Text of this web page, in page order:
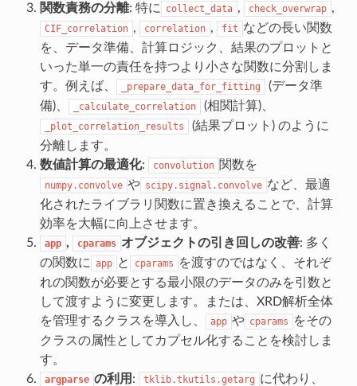
関数責務の分離: 特に collect_data , check_overwrap ,
CIF_correlation , correlation , fit などの長い関数
を、データ準備、計算ロジック、結果のプロットと
いった単一の責任を持つより小さな関数に分割しま
す。例えば、
_prepare_data_for_fitting
(データ準
備)、
_calculate_correlation (相関計算)、
_plot_correlation_results
(結果プロット) のように
分離します。
数値計算の最適化: convolution 関数を
numpy.convolve や scipy.signal.convolve など、最適
化されたライブラリ関数に置き換えることで、計算
効率を大幅に向上させます。
app , cparams オブジェクトの引き回しの改善: 多く
の関数に app と cparams
を渡すのではなく、それぞ
れの関数が必要とする最小限のデータのみを引数と
して渡すように変更します。または、XRD解析全体
を管理するクラスを導入し、
app や cparams
をその
クラスの属性としてカプセル化することを検討しま
す。
argparse の利用 : tklib.tkutils.getarg に代わり、